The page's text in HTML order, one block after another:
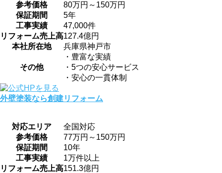
参考価格
80万円～150万円
保証期間
5年
工事実績
47,000件
リフォーム売上高127.4億円
本社所在地
兵庫県神戸市
その他
・豊富な実績
・5つの安心サービス
・安心の一貫体制
外壁塗装なら創建リフォーム
対応エリア
全国対応
参考価格
77万円～150万円
保証期間
10年
工事実績
1万件以上
リフォーム売上高151.3億円